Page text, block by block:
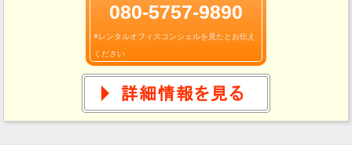
080-5757-9890
※レンタルオフィスコンシェルを見たとお伝え
ください